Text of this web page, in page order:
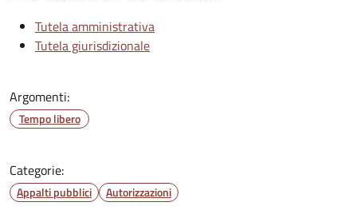
Tutela amministrativa
Tutela giurisdizionale
Argomenti:
Tempo libero
Categorie:
Appalti pubblici Autorizzazioni